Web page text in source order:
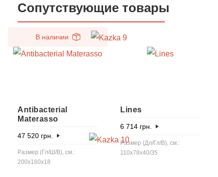
Сопутствующие товары
В наличии
Antibacterial
Materasso
47 520 грн.
Размер (Гл/Ш/В), см.:
200x160x18
Lines
6 714 грн.
Размер (Дл/Гл/В), см.:
110x78x40/35